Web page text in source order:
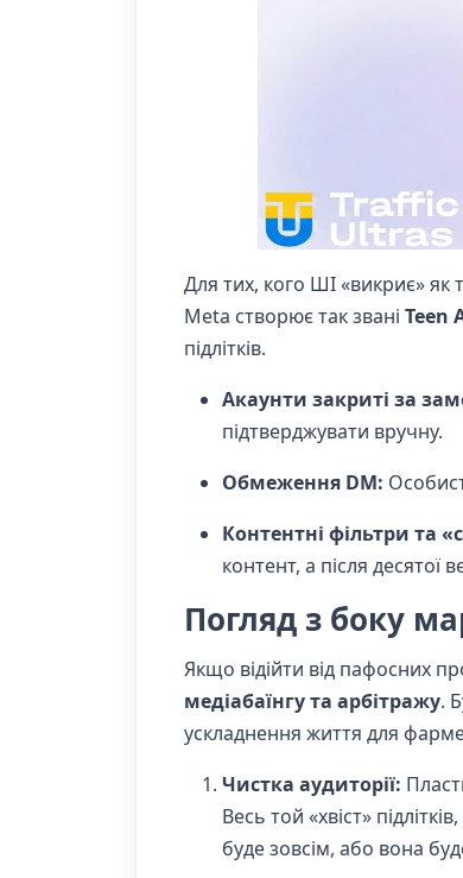
Для тих, кого ШІ «викриє»
Meta створює так звані Teen
підлітків.
Акаунти закриті за
підтверджувати вручну.
Обмеження DM:
Контентні фільтри та
контент, а після
Погляд з боку
Якщо відійти від пафосних
медіабаїнгу та арбітражу.
ускладнення життя для
Чистка аудиторії:
Весь той «хвіст»
буде зовсім, або вона